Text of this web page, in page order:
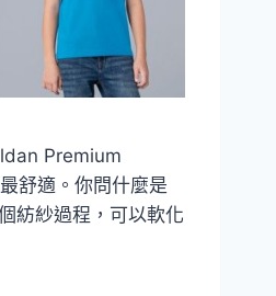
Premium
舒適。你問什麼是
紡紗過程，可以軟化